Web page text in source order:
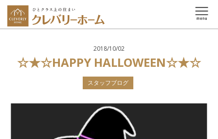
2018/10/02
☆★☆HAPPY HALLOWEEN☆★☆
スタッフブログ